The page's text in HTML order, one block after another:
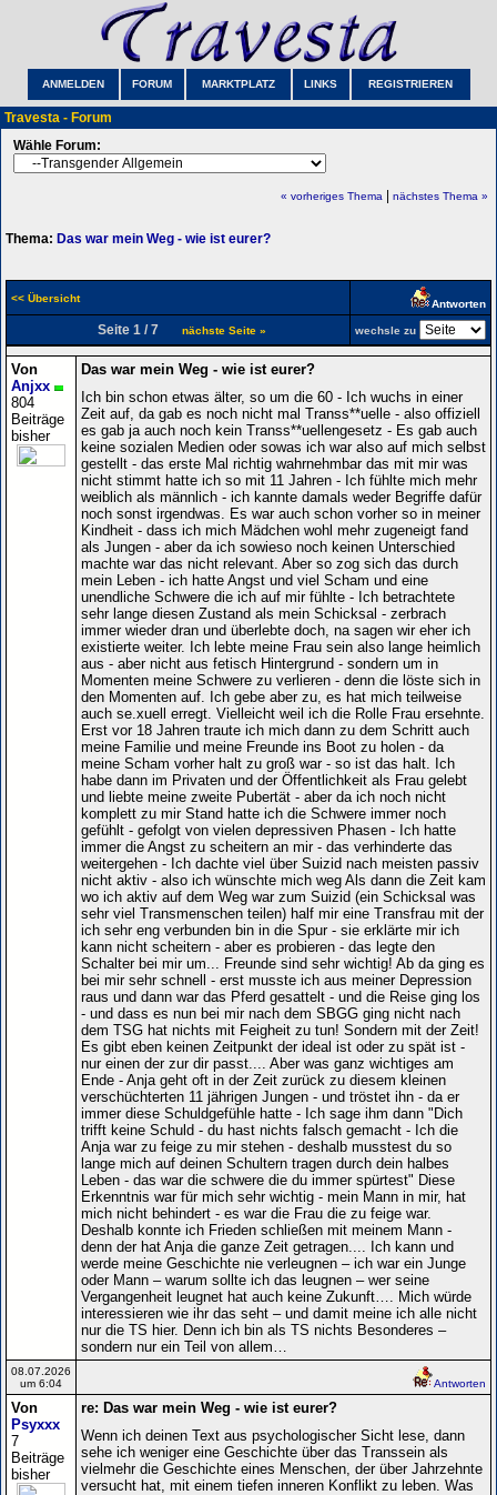
ANMELDEN FORUM MARKTPLATZ LINKS REGISTRIEREN
Travesta - Forum
Wähle Forum:
« vorheriges Thema nächstes Thema »
Thema: Das war mein Weg - wie ist eurer?
<< Übersicht Antworten
Seite 1 / 7 nächste Seite » wechsle zu
Von
Anjxx
804
Beiträge
bisher
Das war mein Weg - wie ist eurer?
Ich bin schon etwas älter, so um die 60 - Ich wuchs in einer
Zeit auf, da gab es noch nicht mal Transs**uelle - also offiziell
es gab ja auch noch kein Transs**uellengesetz - Es gab auch
keine sozialen Medien oder sowas ich war also auf mich selbst
gestellt - das erste Mal richtig wahrnehmbar das mit mir was
nicht stimmt hatte ich so mit 11 Jahren - Ich fühlte mich mehr
weiblich als männlich - ich kannte damals weder Begriffe dafür
noch sonst irgendwas. Es war auch schon vorher so in meiner
Kindheit - dass ich mich Mädchen wohl mehr zugeneigt fand
als Jungen - aber da ich sowieso noch keinen Unterschied
machte war das nicht relevant. Aber so zog sich das durch
mein Leben - ich hatte Angst und viel Scham und eine
unendliche Schwere die ich auf mir fühlte - Ich betrachtete
sehr lange diesen Zustand als mein Schicksal - zerbrach
immer wieder dran und überlebte doch, na sagen wir eher ich
existierte weiter. Ich lebte meine Frau sein also lange heimlich
aus - aber nicht aus fetisch Hintergrund - sondern um in
Momenten meine Schwere zu verlieren - denn die löste sich in
den Momenten auf. Ich gebe aber zu, es hat mich teilweise
auch se.xuell erregt. Vielleicht weil ich die Rolle Frau ersehnte.
Erst vor 18 Jahren traute ich mich dann zu dem Schritt auch
meine Familie und meine Freunde ins Boot zu holen - da
meine Scham vorher halt zu groß war - so ist das halt. Ich
habe dann im Privaten und der Öffentlichkeit als Frau gelebt
und liebte meine zweite Pubertät - aber da ich noch nicht
komplett zu mir Stand hatte ich die Schwere immer noch
gefühlt - gefolgt von vielen depressiven Phasen - Ich hatte
immer die Angst zu scheitern an mir - das verhinderte das
weitergehen - Ich dachte viel über Suizid nach meisten passiv
nicht aktiv - also ich wünschte mich weg Als dann die Zeit kam
wo ich aktiv auf dem Weg war zum Suizid (ein Schicksal was
sehr viel Transmenschen teilen) half mir eine Transfrau mit der
ich sehr eng verbunden bin in die Spur - sie erklärte mir ich
kann nicht scheitern - aber es probieren - das legte den
Schalter bei mir um... Freunde sind sehr wichtig! Ab da ging es
bei mir sehr schnell - erst musste ich aus meiner Depression
raus und dann war das Pferd gesattelt - und die Reise ging los
- und dass es nun bei mir nach dem SBGG ging nicht nach
dem TSG hat nichts mit Feigheit zu tun! Sondern mit der Zeit!
Es gibt eben keinen Zeitpunkt der ideal ist oder zu spät ist -
nur einen der zur dir passt.... Aber was ganz wichtiges am
Ende - Anja geht oft in der Zeit zurück zu diesem kleinen
verschüchterten 11 jährigen Jungen - und tröstet ihn - da er
immer diese Schuldgefühle hatte - Ich sage ihm dann "Dich
trifft keine Schuld - du hast nichts falsch gemacht - Ich die
Anja war zu feige zu mir stehen - deshalb musstest du so
lange mich auf deinen Schultern tragen durch dein halbes
Leben - das war die schwere die du immer spürtest" Diese
Erkenntnis war für mich sehr wichtig - mein Mann in mir, hat
mich nicht behindert - es war die Frau die zu feige war.
Deshalb konnte ich Frieden schließen mit meinem Mann -
denn der hat Anja die ganze Zeit getragen.... Ich kann und
werde meine Geschichte nie verleugnen – ich war ein Junge
oder Mann – warum sollte ich das leugnen – wer seine
Vergangenheit leugnet hat auch keine Zukunft…. Mich würde
interessieren wie ihr das seht – und damit meine ich alle nicht
nur die TS hier. Denn ich bin als TS nichts Besonderes –
sondern nur ein Teil von allem…
08.07.2026
um 6:04
Antworten
Von
Psyxxx
7
Beiträge
bisher
re: Das war mein Weg - wie ist eurer?
Wenn ich deinen Text aus psychologischer Sicht lese, dann
sehe ich weniger eine Geschichte über das Transsein als
vielmehr die Geschichte eines Menschen, der über Jahrzehnte
versucht hat, mit einem tiefen inneren Konflikt zu leben. Was